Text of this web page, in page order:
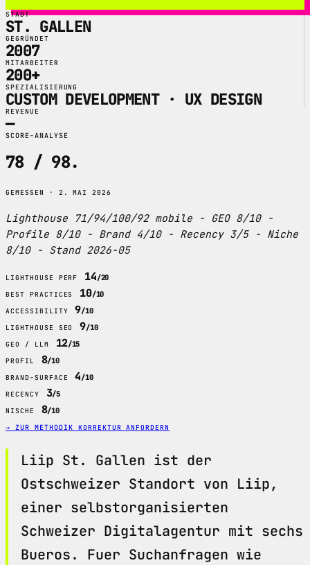
STADT
ST. GALLEN
GEGRÜNDET
2007
MITARBEITER
200+
SPEZIALISIERUNG
CUSTOM DEVELOPMENT · UX DESIGN
REVENUE
—
SCORE-ANALYSE
78 / 98.
GEMESSEN · 2. MAI 2026
Lighthouse 71/94/100/92 mobile - GEO 8/10 -
Profile 8/10 - Brand 4/10 - Recency 3/5 - Niche
8/10 - Stand 2026-05
LIGHTHOUSE PERF 14/20
BEST PRACTICES 10/10
ACCESSIBILITY 9/10
LIGHTHOUSE SEO 9/10
GEO / LLM 12/15
PROFIL 8/10
BRAND-SURFACE 4/10
RECENCY 3/5
NISCHE 8/10
→ ZUR METHODIK KORREKTUR ANFORDERN
Liip St. Gallen ist der
Ostschweizer Standort von Liip,
einer selbstorganisierten
Schweizer Digitalagentur mit sechs
Bueros. Fuer Suchanfragen wie